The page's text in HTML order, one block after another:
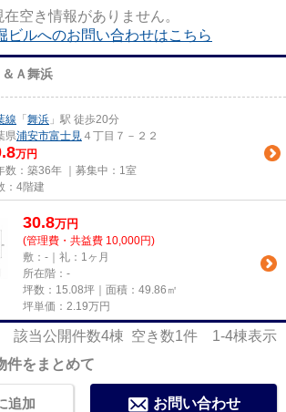
在空き情報がありません。
ビルへのお問い合わせはこちら
＆Ａ舞浜
線 「 舞浜 」駅 徒歩20分
県浦安市富士見 ４丁目７－２２
万円
数：築36年 ｜募集中： 1室
：4階建
30.8万円
(管理費・共益費 10,000円)
敷：-｜礼：1ヶ月
所在階：-
坪数：15.08坪｜面積：49.86㎡
坪単価： 2.19万円
該当公開件数4棟 空き数1件 1-4棟表示
件をまとめて
お問い合わせ
追加